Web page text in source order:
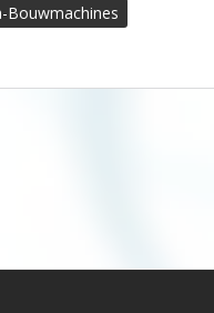
Bouwmachines